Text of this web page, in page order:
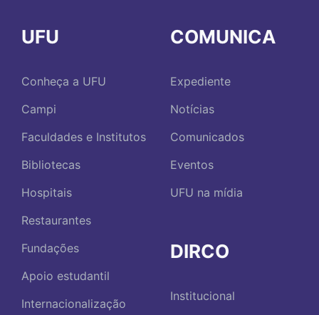
UFU
Conheça a UFU
Campi
Faculdades e Institutos
Bibliotecas
Hospitais
Restaurantes
Fundações
Apoio estudantil
Internacionalização
COMUNICA
Expediente
Notícias
Comunicados
Eventos
UFU na mídia
DIRCO
Institucional